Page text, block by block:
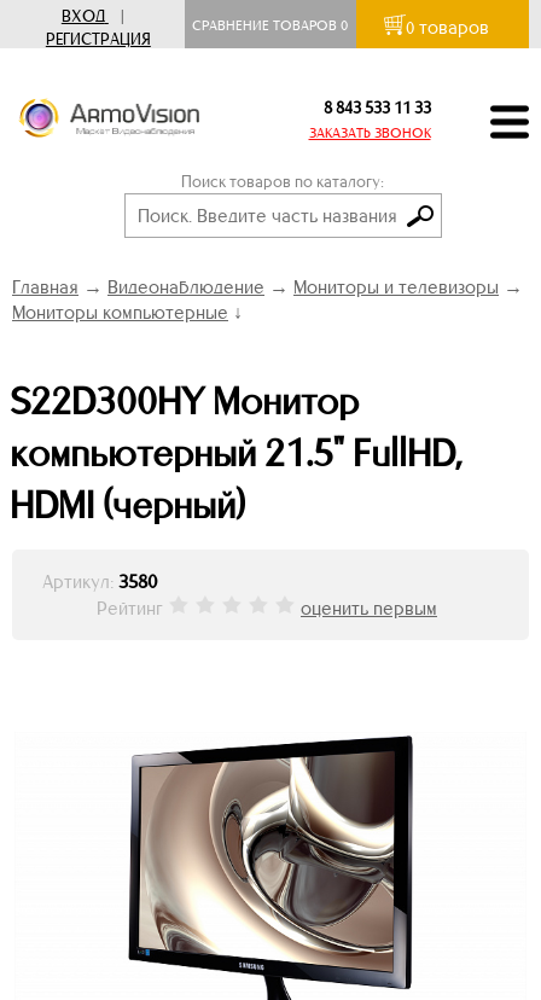
ВХОД
|
РЕГИСТРАЦИЯ
СРАВНЕНИЕ ТОВАРОВ0 0 товаров
8 843 533 11 33
ЗАКАЗАТЬ ЗВОНОК
Поиск товаров по каталогу:
Главная → Видеонаблюдение → Мониторы и телевизоры →
Мониторы компьютерные ↓
S22D300HY Монитор
компьютерный 21.5" FullHD,
HDMI (черный)
Артикул: 3580
Рейтинг
оценить первым